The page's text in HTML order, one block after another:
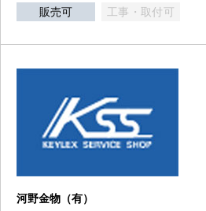
販売可 工事・取付可
河野金物（有）